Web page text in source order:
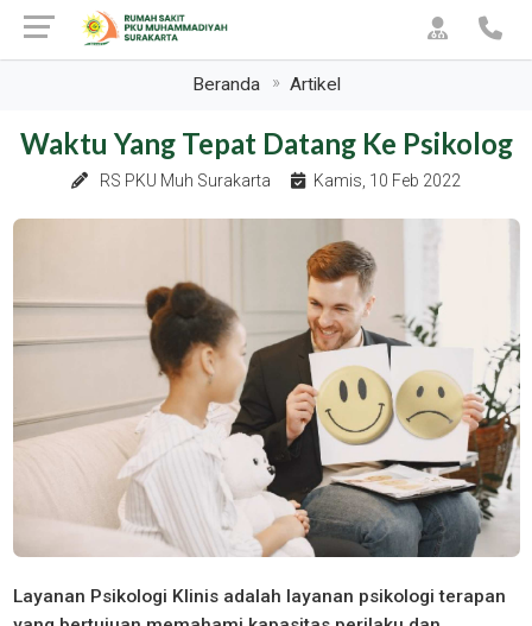
Beranda Artikel
Waktu Yang Tepat Datang Ke Psikolog
RS PKU Muh Surakarta Kamis, 10 Feb 2022
Layanan Psikologi Klinis adalah layanan psikologi terapan